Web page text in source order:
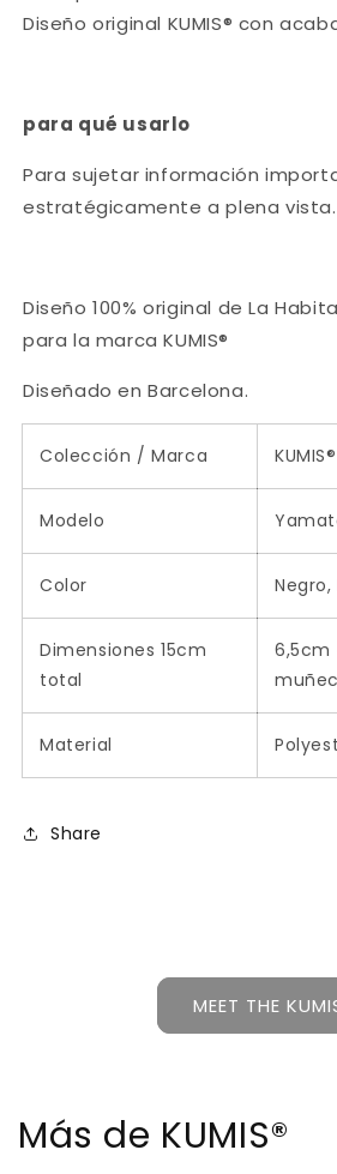
Diseño original KUMIS® con
para qué usarlo
Para sujetar información
estratégicamente a plena vista.
Diseño 100% original de La
para la marca KUMIS®
Diseñado en Barcelona.
Colección / Marca KUMIS®
Modelo
Color Negro,
Dimensiones 15cm
total
6,5cm
Material
Share
MEET THE
Más de KUMIS®